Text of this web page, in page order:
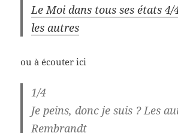
Le Moi dans tous ses états 4/
les autres
ou à écouter ici
1/4
Je peins, donc je suis ? Les
Rembrandt